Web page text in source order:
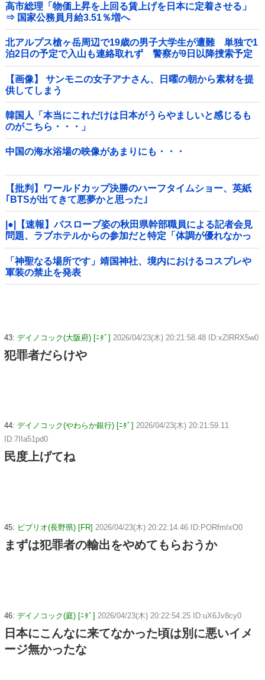
高市総理「物価上昇を上回る賃上げを日本に定着させる」
⇒ 国家公務員月給3.51％増へ
北アルプス槍ヶ岳周辺で19歳の男子大学生が遭難 単独で1
泊2日の予定で入山も連絡取れず 警察が9日以降捜索予定
他
【画像】 サンモニの女子アナさん、日曜の朝から素材を提
供してしまう
韓国人「本当にこれだけは日本がうらやましいと感じるも
のがこちら・・・」
中国の海水浴場の映像があまりにも・・・
【批判】ワールドカップ決勝のハーフタイムショー、英紙
｢BTSが出てきて悪夢かと思った｣
|●|【速報】バスローブ姿の秋田県幹部職員による記者会見
問題、ラブホテルからの参加だと特定「体調が優れなかっ
たため...」とは何だったのか
「神聖なる場所です」靖国神社、境内におけるコスプレや
軍装の禁止を発表
43: デイノコック(大阪府) [ﾆﾀﾞ] 2026/04/23(木) 20:21:58.48 ID:xZlRRX5w0
犯罪者だらけや
44: デイノコック(やわらか銀行) [ﾆﾀﾞ] 2026/04/23(木) 20:21:59.11
ID:7IIa51pd0
民度上げてね
45: ビブリオ(長野県) [FR] 2026/04/23(木) 20:22:14.46 ID:PORfmIxO0
まずは犯罪者の輸出をやめてもらおうか
46: デイノコック(庭) [ﾆﾀﾞ] 2026/04/23(木) 20:22:54.25 ID:uX6Jv8cy0
日本にこんなに来てなかった頃は別に悪いイメ
ージ無かったな